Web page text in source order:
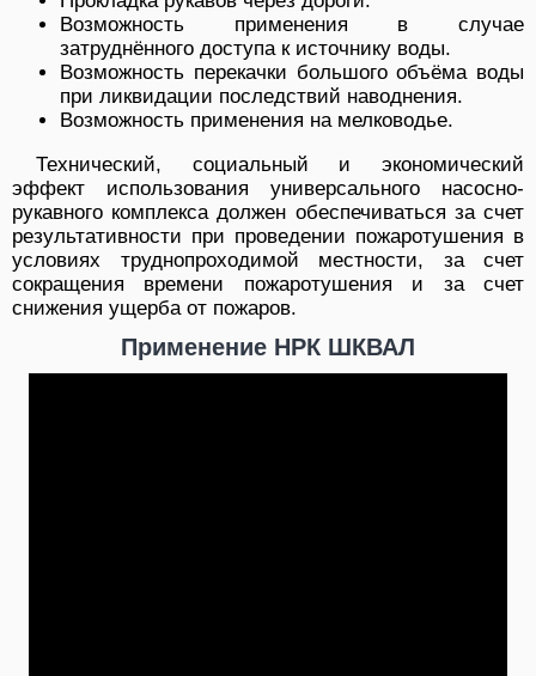
Возможность применения в случае
затруднённого доступа к источнику воды.
Возможность перекачки большого объёма воды
при ликвидации последствий наводнения.
Возможность применения на мелководье.
Технический, социальный и экономический
эффект использования универсального насосно-
рукавного комплекса должен обеспечиваться за счет
результативности при проведении пожаротушения в
условиях труднопроходимой местности, за счет
сокращения времени пожаротушения и за счет
снижения ущерба от пожаров.
Применение НРК ШКВАЛ